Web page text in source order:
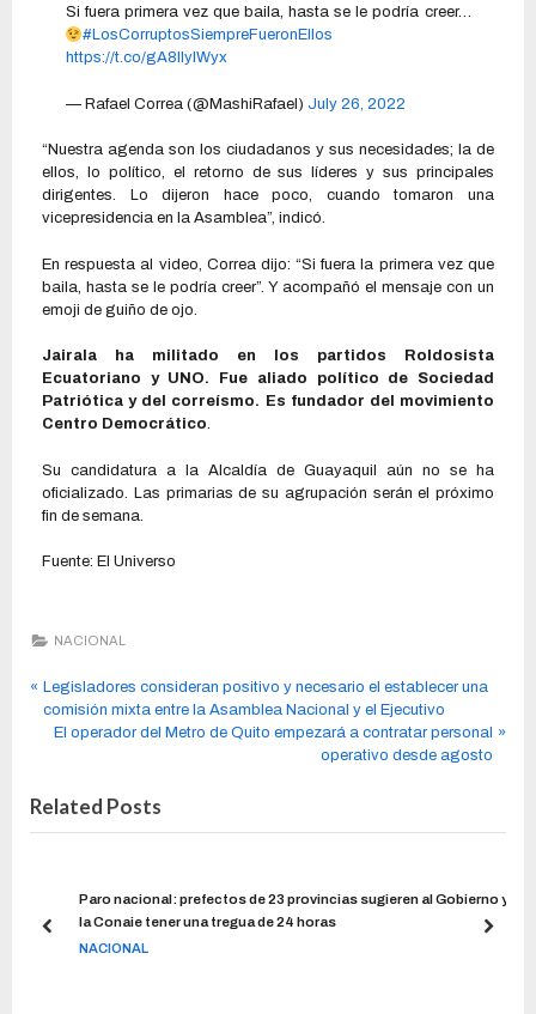
Si fuera primera vez que baila, hasta se le podría creer…
#LosCorruptosSiempreFueronEllos
https://t.co/gA8llylWyx
— Rafael Correa (@MashiRafael) July 26, 2022
“Nuestra agenda son los ciudadanos y sus necesidades; la de
ellos, lo político, el retorno de sus líderes y sus principales
dirigentes. Lo dijeron hace poco, cuando tomaron una
vicepresidencia en la Asamblea”, indicó.
En respuesta al video, Correa dijo: “Si fuera la primera vez que
baila, hasta se le podría creer”. Y acompañó el mensaje con un
emoji de guiño de ojo.
Jairala ha militado en los partidos Roldosista
Ecuatoriano y UNO. Fue aliado político de Sociedad
Patriótica y del correísmo. Es fundador del movimiento
Centro Democrático.
Su candidatura a la Alcaldía de Guayaquil aún no se ha
oficializado. Las primarias de su agrupación serán el próximo
fin de semana.
Fuente: El Universo
NACIONAL
Legisladores consideran positivo y necesario el establecer una
comisión mixta entre la Asamblea Nacional y el Ejecutivo
El operador del Metro de Quito empezará a contratar personal
operativo desde agosto
Related Posts
Paro nacional: prefectos de 23 provincias sugieren al Gobierno y
la Conaie tener una tregua de 24 horas
NACIONAL